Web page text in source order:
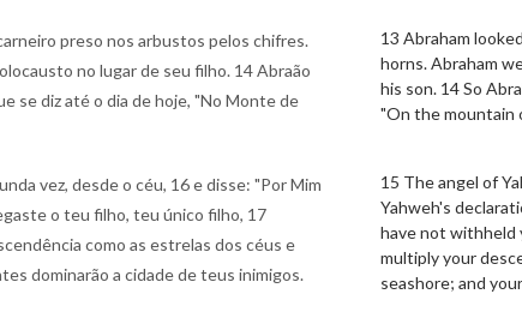
preso nos arbustos pelos chifres.
no lugar de seu filho. 14 Abraão
se diz até o dia de hoje, "No Monte de
13 Abraham
horns. Abraham
his son. 14 So
"On the mountain
vez, desde o céu, 16 e disse: "Por Mim
o teu filho, teu único filho, 17
como as estrelas dos céus e
dominarão a cidade de teus inimigos.
15 The angel of
Yahweh's
have not withheld
multiply your
seashore; and